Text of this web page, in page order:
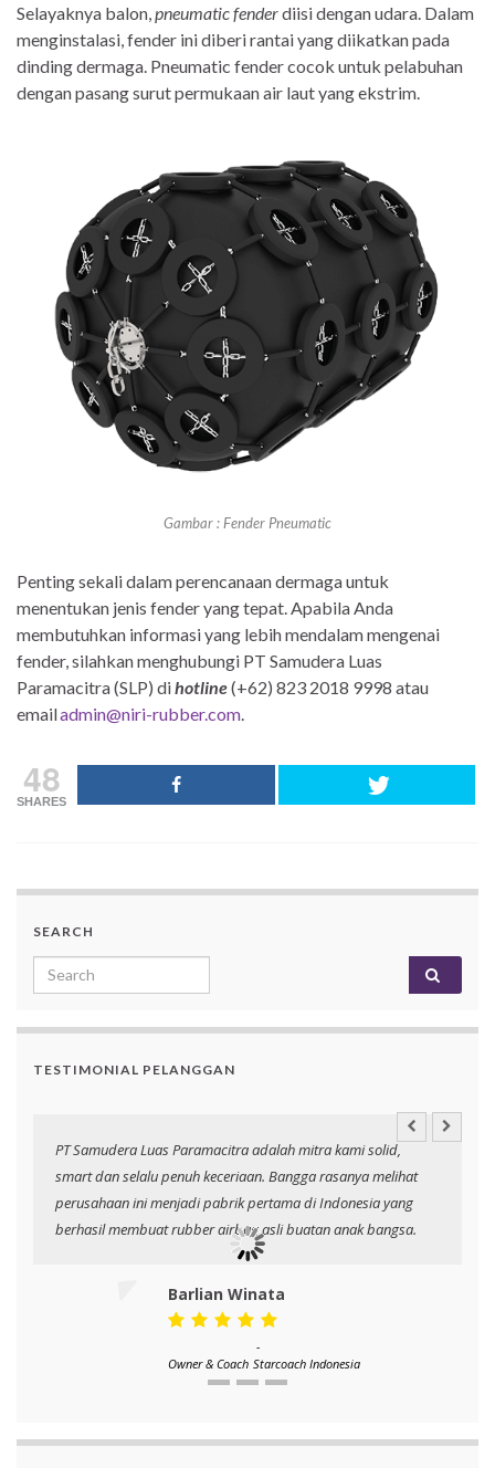
Selayaknya balon,pneumatic fenderdiisi dengan udara. Dalam
menginstalasi, fender ini diberi rantai yang diikatkan pada
dinding dermaga. Pneumatic fender cocok untuk pelabuhan
dengan pasang surut permukaan air laut yang ekstrim.
Gambar : Fender Pneumatic
Penting sekali dalam perencanaan dermaga untuk
menentukan jenis fender yang tepat. Apabila Anda
membutuhkan informasi yang lebih mendalam mengenai
fender, silahkan menghubungi PT Samudera Luas
Paramacitra (SLP) dihotline(+62) 823 2018 9998 atau
emailadmin@niri-rubber.com
48
SHARES
SEARCH
Search for:
TESTIMONIAL PELANGGAN
PT Samudera Luas Paramacitra adalah mitra kami solid,
smart dan selalu penuh keceriaan. Bangga rasanya melihat
perusahaan ini menjadi pabrik pertama di Indonesia yang
berhasil membuat rubber airbag asli buatan anak bangsa.
Barlian Winata
Owner & Coach
-
Starcoach Indonesia